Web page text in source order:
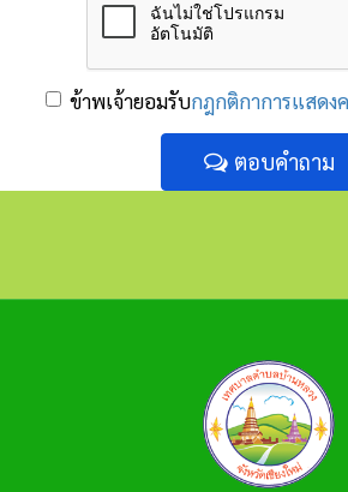
ข้าพเจ้ายอมรับกฎกติกาการแสดง
ตอบคำถาม